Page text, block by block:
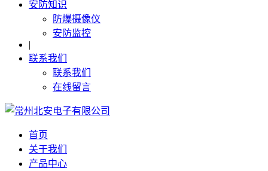
安防知识
防爆摄像仪
安防监控
|
联系我们
联系我们
在线留言
首页
关于我们
产品中心